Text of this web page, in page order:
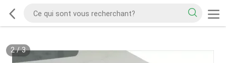
2/3